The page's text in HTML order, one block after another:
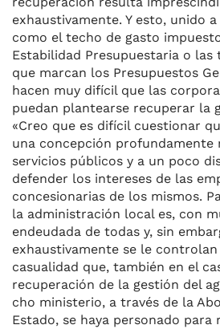
exhaustivamente. Y esto, unido
como el techo de gasto
Estabilidad Presupuestaria o las
que mar­can los Presupuestos
hacen muy difícil que las
puedan plantearse recuperar la
«Creo que es difícil cues­tionar
una concepción profundamente
servicios públicos y a un poco
defender los intereses de las
concesionarias de los mis­mos.
la ad­ministración local es, con
endeudada de todas y, sin
exhaus­tivamente se le
casualidad que, también en el
recuperación de la gestión del
cho ministerio, a través de la
Estado, se haya personado